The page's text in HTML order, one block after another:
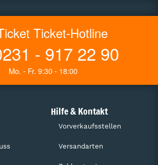
Ticket-Hotline
- 917 22 90
Mo. - Fr. 9:30 - 18:00
Hilfe & Kontakt
Vorverkaufsstellen
Versandarten